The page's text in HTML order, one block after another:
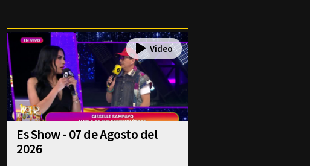
Es Show - 07 de Agosto del
2026